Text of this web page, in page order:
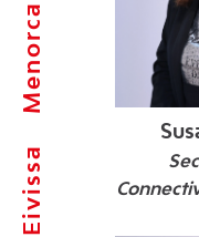
Eivissa
Menorca
Maó,